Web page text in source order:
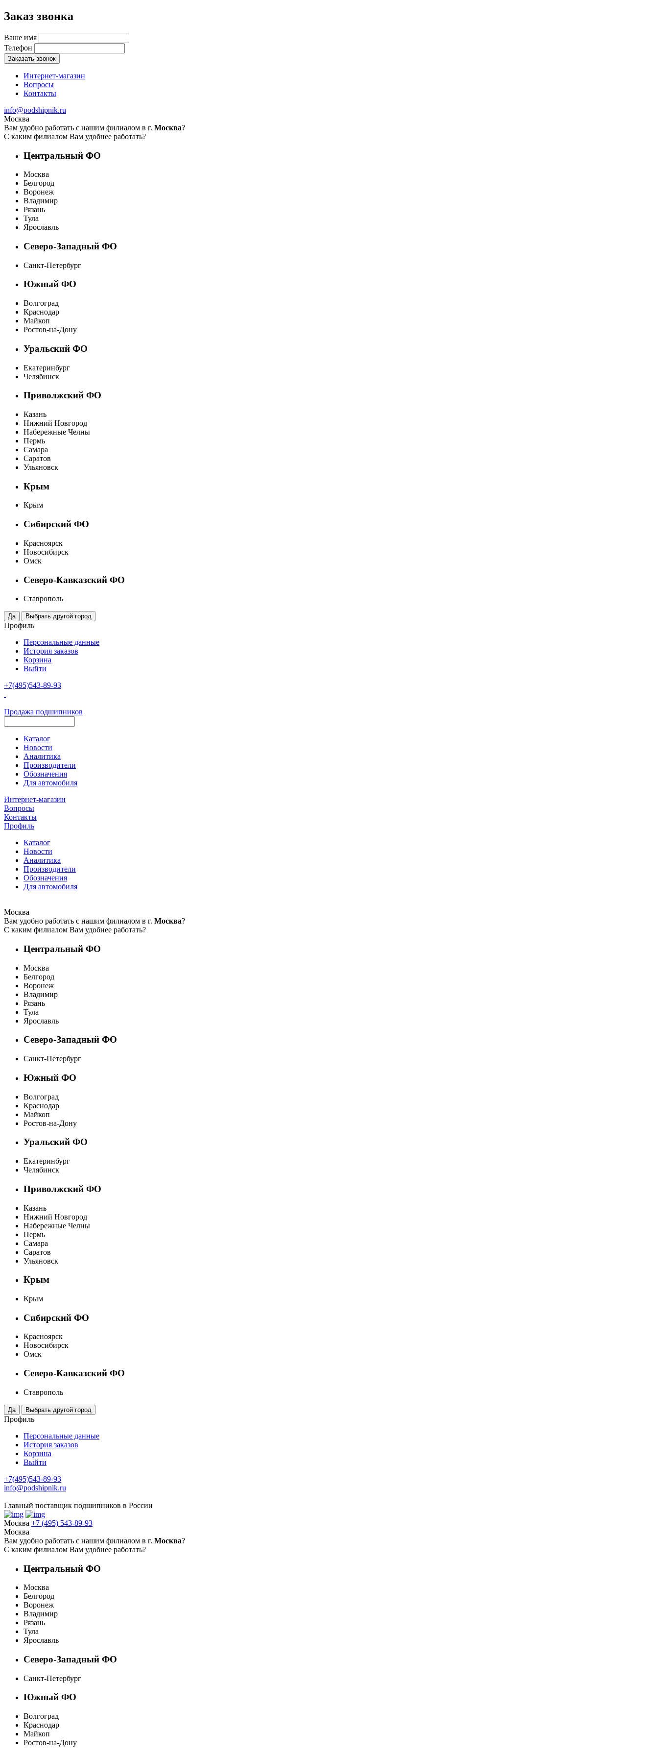
Заказ звонка
Ваше имя
Телефон
Заказать звонок
Интернет-магазин
Вопросы
Контакты
info@podshipnik.ru
Москва
Вам удобно работать с нашим филиалом в г. Москва?
С каким филиалом Вам удобнее работать?
Центральный ФО
Москва
Белгород
Воронеж
Владимир
Рязань
Тула
Ярославль
Северо-Западный ФО
Санкт-Петербург
Южный ФО
Волгоград
Краснодар
Майкоп
Ростов-на-Дону
Уральский ФО
Екатеринбург
Челябинск
Приволжский ФО
Казань
Нижний Новгород
Набережные Челны
Пермь
Самара
Саратов
Ульяновск
Крым
Крым
Сибирский ФО
Красноярск
Новосибирск
Омск
Северо-Кавказский ФО
Ставрополь
Профиль
Персональные данные
История заказов
Корзина
Выйти
+7(495)543-89-93
Продажа подшипников
Каталог
Новости
Аналитика
Производители
Обозначения
Для автомобиля
Интернет-магазин
Вопросы
Контакты
Профиль
Каталог
Новости
Аналитика
Производители
Обозначения
Для автомобиля
Москва
Вам удобно работать с нашим филиалом в г. Москва?
С каким филиалом Вам удобнее работать?
Центральный ФО
Москва
Белгород
Воронеж
Владимир
Рязань
Тула
Ярославль
Северо-Западный ФО
Санкт-Петербург
Южный ФО
Волгоград
Краснодар
Майкоп
Ростов-на-Дону
Уральский ФО
Екатеринбург
Челябинск
Приволжский ФО
Казань
Нижний Новгород
Набережные Челны
Пермь
Самара
Саратов
Ульяновск
Крым
Крым
Сибирский ФО
Красноярск
Новосибирск
Омск
Северо-Кавказский ФО
Ставрополь
Профиль
Персональные данные
История заказов
Корзина
Выйти
+7(495)543-89-93
info@podshipnik.ru
Главный поставщик подшипников в России
Москва +7 (495) 543-89-93
Москва
Вам удобно работать с нашим филиалом в г. Москва?
С каким филиалом Вам удобнее работать?
Центральный ФО
Москва
Белгород
Воронеж
Владимир
Рязань
Тула
Ярославль
Северо-Западный ФО
Санкт-Петербург
Южный ФО
Волгоград
Краснодар
Майкоп
Ростов-на-Дону